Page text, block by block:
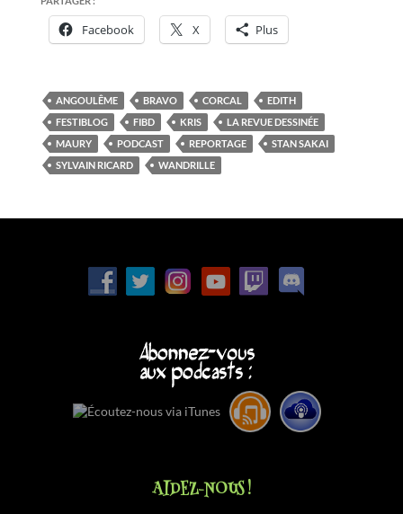
Facebook X Plus
ANGOULÊME BRAVO CORCAL
EDITH
FESTIBLOG
FIBD KRIS
LA REVUE DESSINÉE
MAURY
PODCAST REPORTAGE
STAN SAKAI
SYLVAIN RICARD
WANDRILLE
AIDEZ-NOUS !